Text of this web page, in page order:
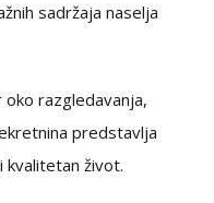
sadržaja naselja
razgledavanja,
predstavlja
kvalitetan život.